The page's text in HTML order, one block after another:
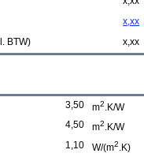
x,xx
BTW)
x,xx
3,50 m2.K/W
4,50 m2.K/W
1,10 W/(m2.K)